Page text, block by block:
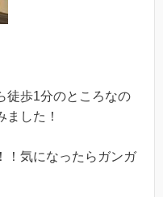
徒歩1分のところなの
した！
！気になったらガンガ